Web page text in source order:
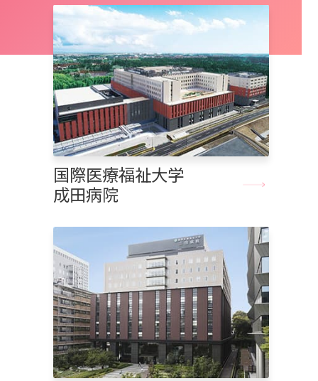
国際医療福祉大学
成田病院